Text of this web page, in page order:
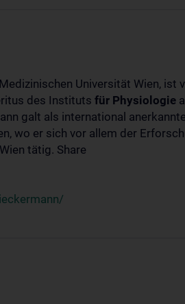
Universität Wien, ist
des Instituts für Physiologie
galt als international
wo er sich vor allem der
tätig. Share